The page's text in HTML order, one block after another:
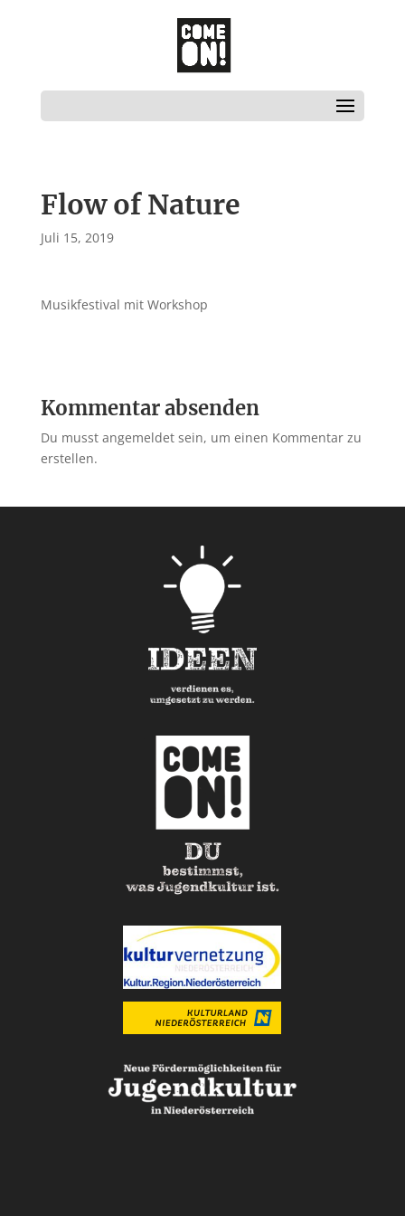
Flow of Nature
Juli 15, 2019
Musikfestival mit Workshop
Kommentar absenden
Du musst angemeldet sein, um einen Kommentar zu
erstellen.